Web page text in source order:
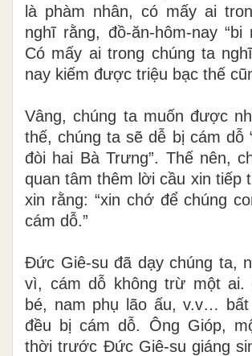
là phàm nhân, có mấy ai
nghĩ rằng, đồ-ăn-hôm-nay “bi
Có mấy ai trong chúng ta
nay kiếm được triệu bạc thế
Vâng, chúng ta muốn được
thế, chúng ta sẽ dễ bị cám dỗ
đòi hai Bà Trưng”. Thế nên,
quan tâm thêm lời cầu xin tiếp
xin rằng: “xin chớ để chúng
cám dỗ.”
Đức Giê-su đã dạy chúng ta,
vì, cám dỗ không trừ một ai.
bé, nam phụ lão ấu, v.v…
đều bị cám dỗ. Ông Gióp,
thời trước Đức Giê-su giáng